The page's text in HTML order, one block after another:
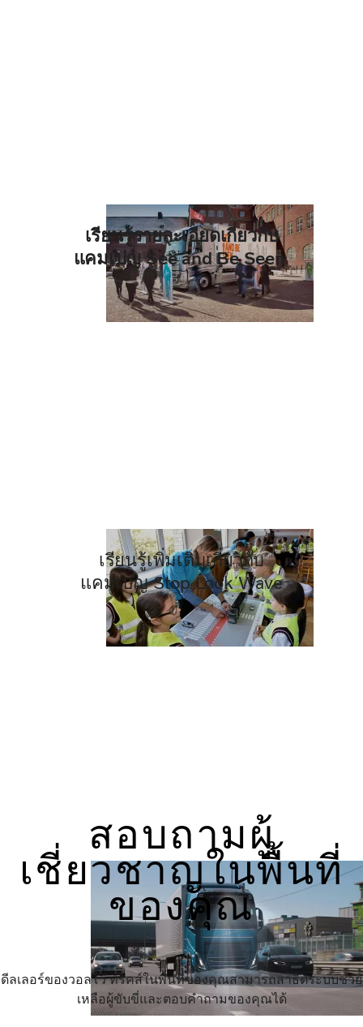
เรียนรู้รายละเอียดเกี่ยวกับ
แคมเปญ See and Be Seen
เรียนรู้เพิ่มเติมเกี่ยวกับ
แคมเปญ Stop Look Wave
สอบถามผู้
เชี่ยวชาญในพื้นที่
ของคุณ
ดีลเลอร์ของวอลโว่ ทรัคส์ในพื้นที่ของคุณสามารถสาธิตระบบช่วย
เหลือผู้ขับขี่และตอบคำถามของคุณได้